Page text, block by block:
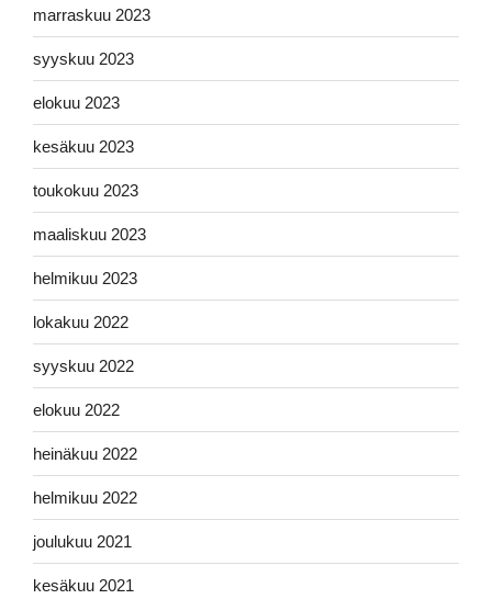
marraskuu 2023
syyskuu 2023
elokuu 2023
kesäkuu 2023
toukokuu 2023
maaliskuu 2023
helmikuu 2023
lokakuu 2022
syyskuu 2022
elokuu 2022
heinäkuu 2022
helmikuu 2022
joulukuu 2021
kesäkuu 2021